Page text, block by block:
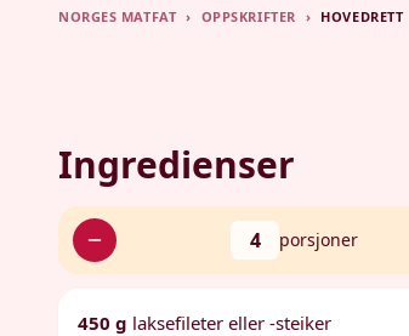
NORGES MATFAT › OPPSKRIFTER › HOVEDRETT
Ingredienser
4 porsjoner
450 g laksefileter eller -steiker